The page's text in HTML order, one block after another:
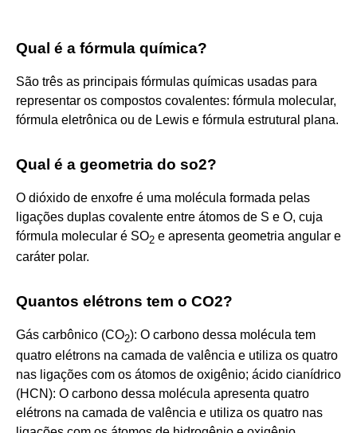
Qual é a fórmula química?
São três as principais fórmulas químicas usadas para
representar os compostos covalentes: fórmula molecular,
fórmula eletrônica ou de Lewis e fórmula estrutural plana.
Qual é a geometria do so2?
O dióxido de enxofre é uma molécula formada pelas
ligações duplas covalente entre átomos de S e O, cuja
fórmula molecular é SO2 e apresenta geometria angular e
caráter polar.
Quantos elétrons tem o CO2?
Gás carbônico (CO2): O carbono dessa molécula tem
quatro elétrons na camada de valência e utiliza os quatro
nas ligações com os átomos de oxigênio; ácido cianídrico
(HCN): O carbono dessa molécula apresenta quatro
elétrons na camada de valência e utiliza os quatro nas